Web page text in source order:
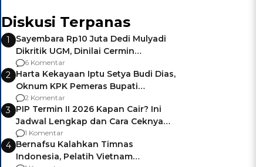
Diskusi Terpanas
1
Sayembara Rp10 Juta Dedi Mulyadi
Dikritik UGM, Dinilai Cermin
Gagalnya Negara Jamin Keamanan
6 Komentar
2 Harta Kekayaan Iptu Setya Budi Dias,
Oknum KPK Pemeras Bupati
Pemalang
2 Komentar
3 PIP Termin II 2026 Kapan Cair? Ini
Jadwal Lengkap dan Cara Ceknya
agar Dana Tidak Hangus!
1 Komentar
4 Bernafsu Kalahkan Timnas
Indonesia, Pelatih Vietnam